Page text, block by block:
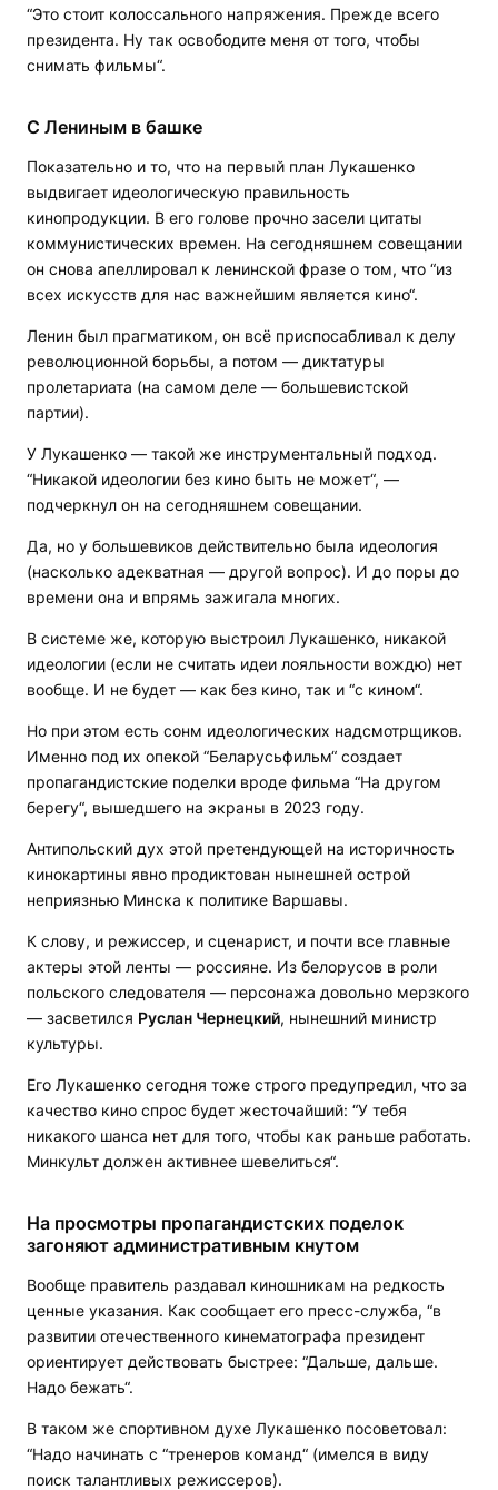
“Это стоит колоссального напряжения. Прежде всего
президента. Ну так освободите меня от того, чтобы
снимать фильмы“.
С Лениным в башке
Показательно и то, что на первый план Лукашенко
выдвигает идеологическую правильность
кинопродукции. В его голове прочно засели цитаты
коммунистических времен. На сегодняшнем совещании
он снова апеллировал к ленинской фразе о том, что “из
всех искусств для нас важнейшим является кино“.
Ленин был прагматиком, он всё приспосабливал к делу
революционной борьбы, а потом — диктатуры
пролетариата (на самом деле — большевистской
партии).
У Лукашенко — такой же инструментальный подход.
“Никакой идеологии без кино быть не может“, —
подчеркнул он на сегодняшнем совещании.
Да, но у большевиков действительно была идеология
(насколько адекватная — другой вопрос). И до поры до
времени она и впрямь зажигала многих.
В системе же, которую выстроил Лукашенко, никакой
идеологии (если не считать идеи лояльности вождю) нет
вообще. И не будет — как без кино, так и “с кином“.
Но при этом есть сонм идеологических надсмотрщиков.
Именно под их опекой “Беларусьфильм“ создает
пропагандистские поделки вроде фильма “На другом
берегу“, вышедшего на экраны в 2023 году.
Антипольский дух этой претендующей на историчность
кинокартины явно продиктован нынешней острой
неприязнью Минска к политике Варшавы.
К слову, и режиссер, и сценарист, и почти все главные
актеры этой ленты — россияне. Из белорусов в роли
польского следователя — персонажа довольно мерзкого
— засветился Руслан Чернецкий, нынешний министр
культуры.
Его Лукашенко сегодня тоже строго предупредил, что за
качество кино спрос будет жесточайший: “У тебя
никакого шанса нет для того, чтобы как раньше работать.
Минкульт должен активнее шевелиться“.
На просмотры пропагандистских поделок
загоняют административным кнутом
Вообще правитель раздавал киношникам на редкость
ценные указания. Как сообщает его пресс-служба, “в
развитии отечественного кинематографа президент
ориентирует действовать быстрее: “Дальше, дальше.
Надо бежать“.
В таком же спортивном духе Лукашенко посоветовал:
“Надо начинать с “тренеров команд“ (имелся в виду
поиск талантливых режиссеров).